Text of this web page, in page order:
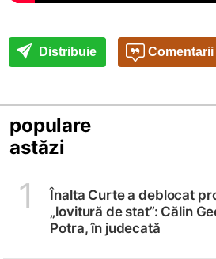
Distribuie Comentarii
populare
astăzi
1
Înalta Curte a deblocat
„lovitură de stat”: Călin
Potra, în judecată